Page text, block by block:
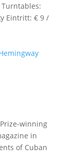
Turntables:
Eintritt: € 9 /
winning
in
of Cuban